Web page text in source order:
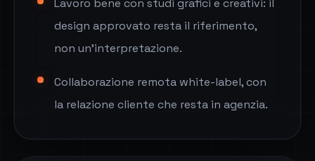
Lavoro bene con studi grafici e creativi: il
design approvato resta il riferimento,
non un'interpretazione.
Collaborazione remota white-label, con
la relazione cliente che resta in agenzia.